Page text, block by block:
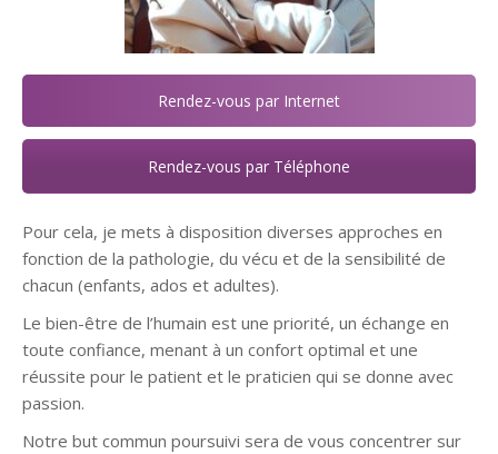
Rendez-vous par Internet
Rendez-vous par Téléphone
Pour cela, je mets à disposition diverses approches en
fonction de la pathologie, du vécu et de la sensibilité de
chacun (enfants, ados et adultes).
Le bien-être de l’humain est une priorité, un échange en
toute confiance, menant à un confort optimal et une
réussite pour le patient et le praticien qui se donne avec
passion.
Notre but commun poursuivi sera de vous concentrer sur